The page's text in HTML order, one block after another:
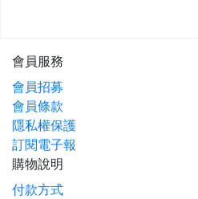
會員服務
會員招募
會員條款
隱私權保護
訂閱電子報
購物說明
付款方式